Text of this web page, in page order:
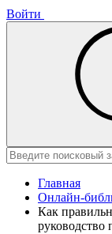
Войти
Главная
Онлайн-
Как
руководство